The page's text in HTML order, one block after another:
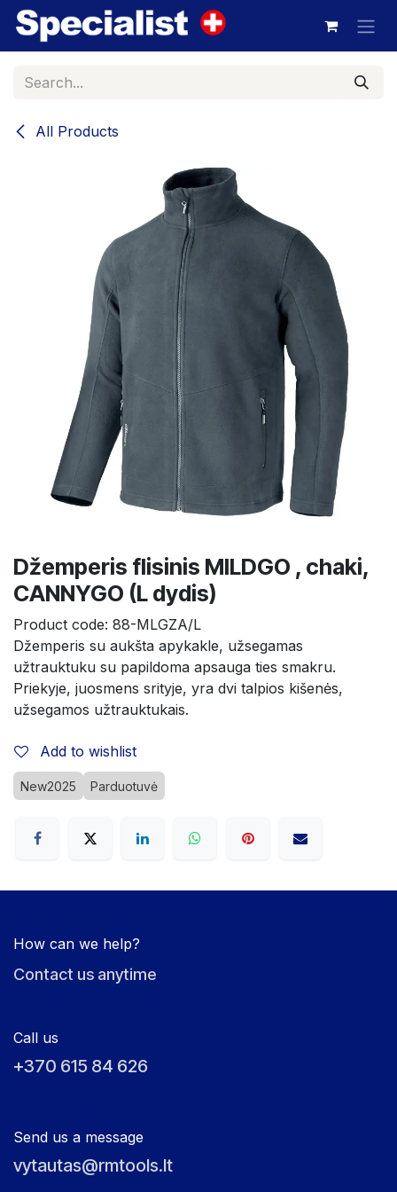
Skip to Content
All Products
Džemperis flisinis MILDGO , chaki,
CANNYGO (L dydis)
Product code: 88-MLGZA/L
Džemperis su aukšta apykakle, užsegamas
užtrauktuku su papildoma apsauga ties smakru.
Priekyje, juosmens srityje, yra dvi talpios kišenės,
užsegamos užtrauktukais.
Add to wishlist
New2025 Parduotuvė
How can we help?
Contact us anytime
Call us
+370 615 84 626
Send us a message
vytautas@rmtools.lt